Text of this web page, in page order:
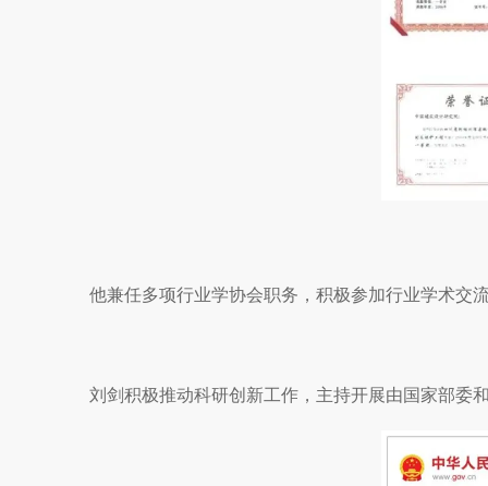
他兼任多项行业学协会职务，积极参加行业学术交
刘剑积极推动科研创新工作，主持开展由国家部委